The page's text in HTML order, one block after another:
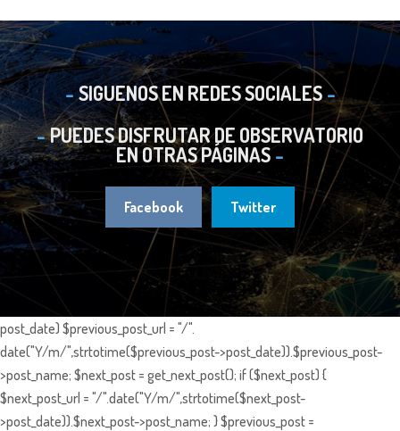
SIGUENOS EN REDES SOCIALES
PUEDES DISFRUTAR DE OBSERVATORIO
EN OTRAS PÁGINAS
Facebook Twitter
post_date) $previous_post_url = "/".
date("Y/m/",strtotime($previous_post->post_date)).$previous_post-
>post_name; $next_post = get_next_post(); if ($next_post) {
$next_post_url = "/".date("Y/m/",strtotime($next_post-
>post_date)).$next_post->post_name; } $previous_post =